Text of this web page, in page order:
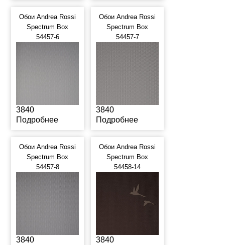
Обои Andrea Rossi
Spectrum Box
54457-6
3840
Подробнее
Обои Andrea Rossi
Spectrum Box
54457-7
3840
Подробнее
Обои Andrea Rossi
Spectrum Box
54457-8
3840
Обои Andrea Rossi
Spectrum Box
54458-14
3840